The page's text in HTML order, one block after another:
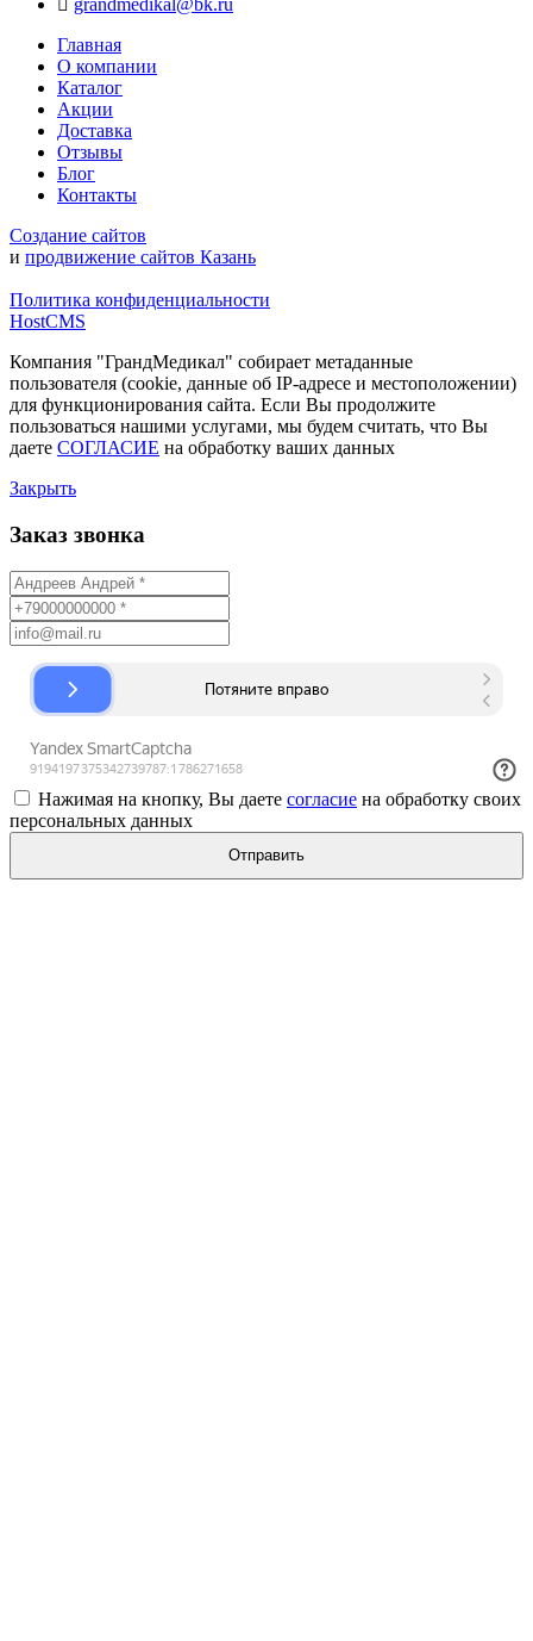
grandmedikal@bk.ru
Главная
О компании
Каталог
Акции
Доставка
Отзывы
Блог
Контакты
Создание сайтов
и продвижение сайтов Казань
Политика конфиденциальности
HostCMS
Компания "ГрандМедикал" собирает метаданные
пользователя (cookie, данные об IP-адресе и местоположении)
для функционирования сайта. Если Вы продолжите
пользоваться нашими услугами, мы будем считать, что Вы
даете СОГЛАСИЕ на обработку ваших данных
Закрыть
Заказ звонка
Нажимая на кнопку, Вы даете согласие на обработку своих
персональных данных
Отправить